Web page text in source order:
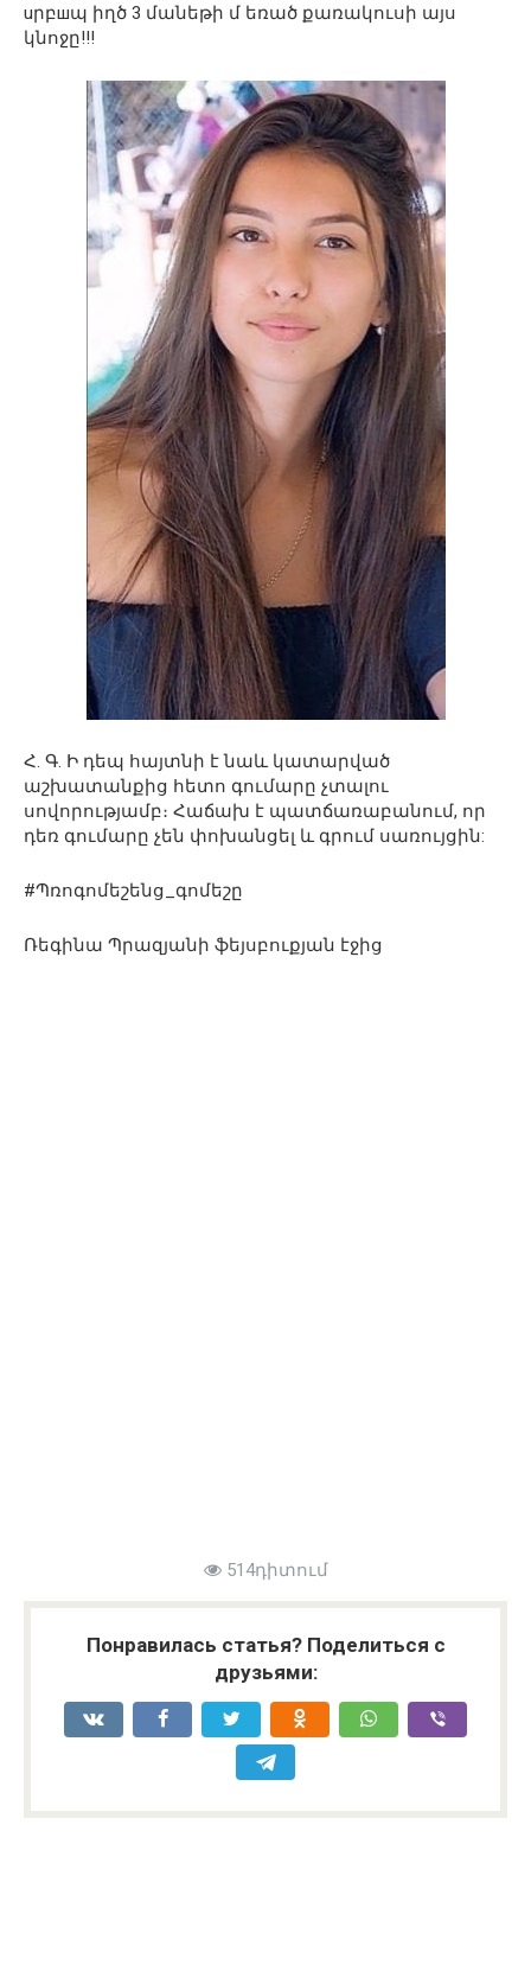
uրբшպ իղծ 3 մանեթի մ եռած քառակուսի այս
կնոջը!!!
Հ. Գ. Ի դեպ հայտնի է նաև կատարված
աշխատանքից հետո գումարը չտալու
սովորությամբ։ Հաճախ է պատճառաբանում, որ
դեռ գումարը չեն փոխանցել և գրում սառույցին:
#Պռոգոմեշենց_գոմեշը
Ռեգինա Պրազյանի ֆեյսբուքյան էջից
514դիտում
Понравилась статья? Поделиться с
друзьями: